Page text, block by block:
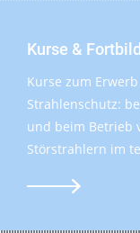
Kurse &
Kurse zum
Strahlenschutz:
und beim Betrieb
Störstrahlern im